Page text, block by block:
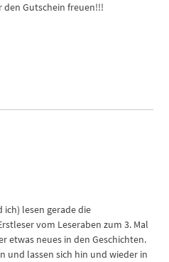
den Gutschein freuen!!!
ich) lesen gerade die
vom Leseraben zum 3. Mal
etwas neues in den Geschichten.
und lassen sich hin und wieder in